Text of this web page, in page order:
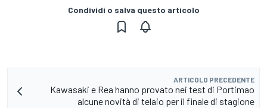
Condividi o salva questo articolo
ARTICOLO PRECEDENTE
Kawasaki e Rea hanno provato nei test di Portimao
alcune novità di telaio per il finale di stagione